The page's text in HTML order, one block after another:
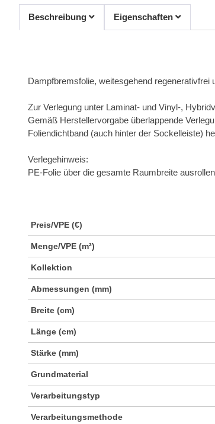
Beschreibung Eigenschaften
Dampfbremsfolie, weitesgehend
Zur Verlegung unter Laminat- und Vinyl-,
Gemäß Herstellervorgabe überlappende
Foliendichtband (auch hinter der Sockelleiste)
Verlegehinweis:
PE-Folie über die gesamte Raumbreite
Preis/VPE (€)
Menge/VPE (m²)
Kollektion
Abmessungen (mm)
Breite (cm)
Länge (cm)
Stärke (mm)
Grundmaterial
Verarbeitungstyp
Verarbeitungsmethode